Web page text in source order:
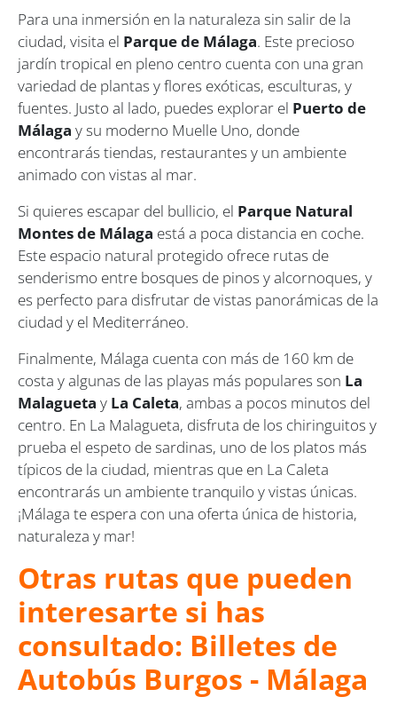
Para una inmersión en la naturaleza sin salir de la
ciudad, visita el Parque de Málaga. Este precioso
jardín tropical en pleno centro cuenta con una gran
variedad de plantas y flores exóticas, esculturas, y
fuentes. Justo al lado, puedes explorar el Puerto de
Málaga y su moderno Muelle Uno, donde
encontrarás tiendas, restaurantes y un ambiente
animado con vistas al mar.
Si quieres escapar del bullicio, el Parque Natural
Montes de Málaga está a poca distancia en coche.
Este espacio natural protegido ofrece rutas de
senderismo entre bosques de pinos y alcornoques, y
es perfecto para disfrutar de vistas panorámicas de la
ciudad y el Mediterráneo.
Finalmente, Málaga cuenta con más de 160 km de
costa y algunas de las playas más populares son La
Malagueta y La Caleta, ambas a pocos minutos del
centro. En La Malagueta, disfruta de los chiringuitos y
prueba el espeto de sardinas, uno de los platos más
típicos de la ciudad, mientras que en La Caleta
encontrarás un ambiente tranquilo y vistas únicas.
¡Málaga te espera con una oferta única de historia,
naturaleza y mar!
Otras rutas que pueden
interesarte si has
consultado: Billetes de
Autobús Burgos - Málaga